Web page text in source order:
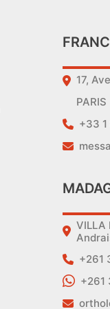
17,
PARIS
+33
VILLA
+261
+261